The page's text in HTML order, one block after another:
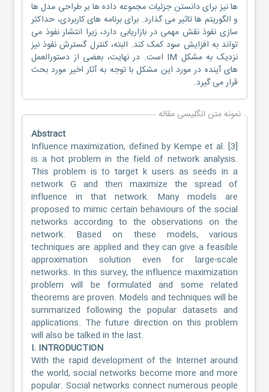
ها نیز برای دانستن جزئیات مجموعه داده ها بر طراحی مدل ها
و الگوریتم ها تاثیر می گذارد. برای برنامه های کاربردی، حداکثر
سازی نفوذ نقش مهمی در بازاریابی دارد، زیرا انتشار نفوذ می
تواند به افزایش سود کمک کند. البته، کنترل گسترش نفوذ نیز
نزدیک به مشکل IM است. در نهایت، بعضی از دستورالعمل
های آینده در مورد این مشکل با توجه به آثار اخیر مورد بحث
قرار می گیرد.
نمونه متن انگلیسی مقاله
Abstract
Influence maximization, defined by Kempe et al. [3]
is a hot problem in the field of network analysis.
This problem is to target k users as seeds in a
network G and then maximize the spread of
influence in that network. Many models are
proposed to mimic certain behaviours of the social
networks according to the observations on the
network. Based on these models, various
techniques are applied and they can give a feasible
approximation solution even for large-scale
networks. In this survey, the influence maximization
problem will be formulated and some related
theorems are proven. Models and techniques will be
summarized following the popular datasets and
applications. The future direction on this problem
will also be talked in the last.
I. INTRODUCTION
With the rapid development of the Internet around
the world, social networks become more and more
popular. Social networks connect numerous people